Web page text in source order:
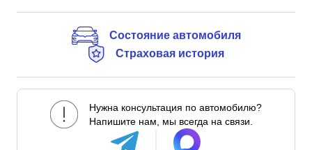
Состояние автомобиля
Страховая история
Нужна консультация по автомобилю?
Напишите нам, мы всегда на связи.